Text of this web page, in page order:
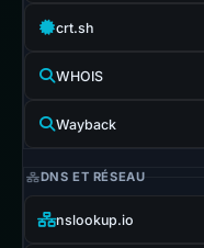
crt.sh
WHOIS
Wayback
DNS ET RÉSEAU
nslookup.io